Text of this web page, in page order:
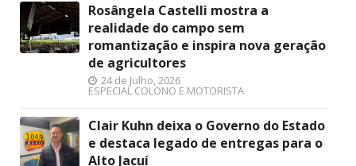
Rosângela Castelli mostra a
realidade do campo sem
romantização e inspira nova geração
de agricultores
24 de Julho, 2026
ESPECIAL COLONO E MOTORISTA
Clair Kuhn deixa o Governo do Estado
e destaca legado de entregas para o
Alto Jacuí